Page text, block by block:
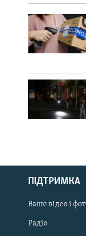
Русский
Qırımtatar
ДОЛУЧАЙСЯ!
ПІДТРИМКА
Ваше відео і
Радіо